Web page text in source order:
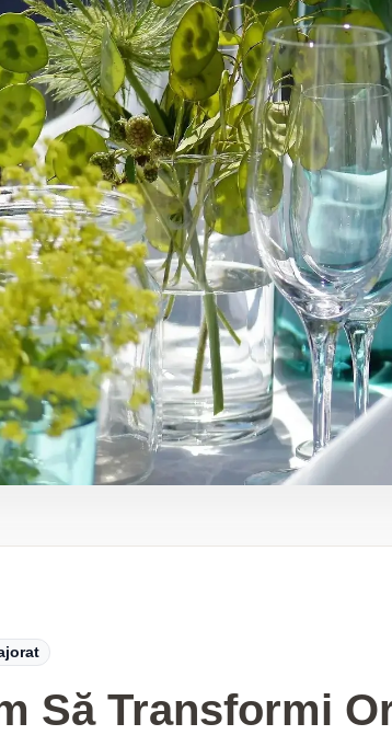
Să Transformi